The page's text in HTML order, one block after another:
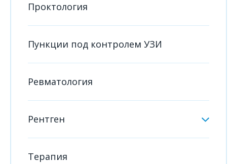
Проктология
Пункции под контролем УЗИ
Ревматология
Рентген
Терапия